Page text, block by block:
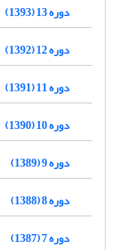
دوره 13 (1393)
دوره 12 (1392)
دوره 11 (1391)
دوره 10 (1390)
دوره 9 (1389)
دوره 8 (1388)
دوره 7 (1387)